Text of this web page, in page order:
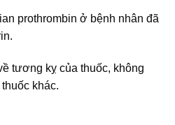
prothrombin ở bệnh nhân đã
tương kỵ của thuốc, không
khác.